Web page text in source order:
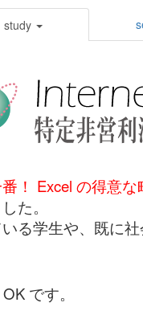
study
！ Excel の得意な
た。
る学生や、既に
です。